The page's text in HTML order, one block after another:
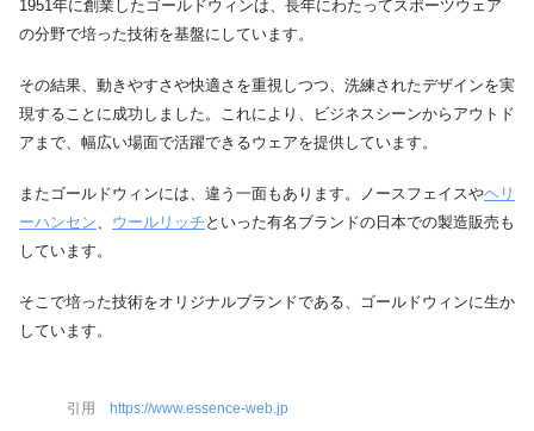
1951年に創業したゴールドウィンは、長年にわたってスポーツウェア
の分野で培った技術を基盤にしています。
その結果、動きやすさや快適さを重視しつつ、洗練されたデザインを実
現することに成功しました。これにより、ビジネスシーンからアウトド
アまで、幅広い場面で活躍できるウェアを提供しています。
またゴールドウィンには、違う一面もあります。ノースフェイスやヘリ
ーハンセン、 ウールリッチ といった有名ブランドの日本での製造販売も
しています。
そこで培った技術をオリジナルブランドである、ゴールドウィンに生か
しています。
引用 https://www.essence-web.jp